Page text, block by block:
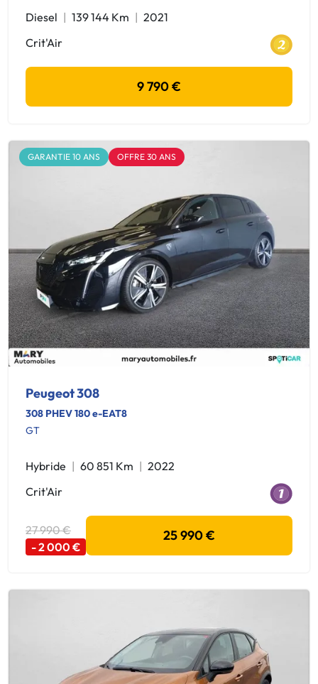
Diesel 139 144 Km
2021
Crit'Air
9 790 €
GARANTIE 10 ANS OFFRE 30 ANS
Peugeot 308
308 PHEV 180 e-EAT8
GT
Hybride 60 851 Km
2022
Crit'Air
27 990 €
- 2 000 €
25 990 €